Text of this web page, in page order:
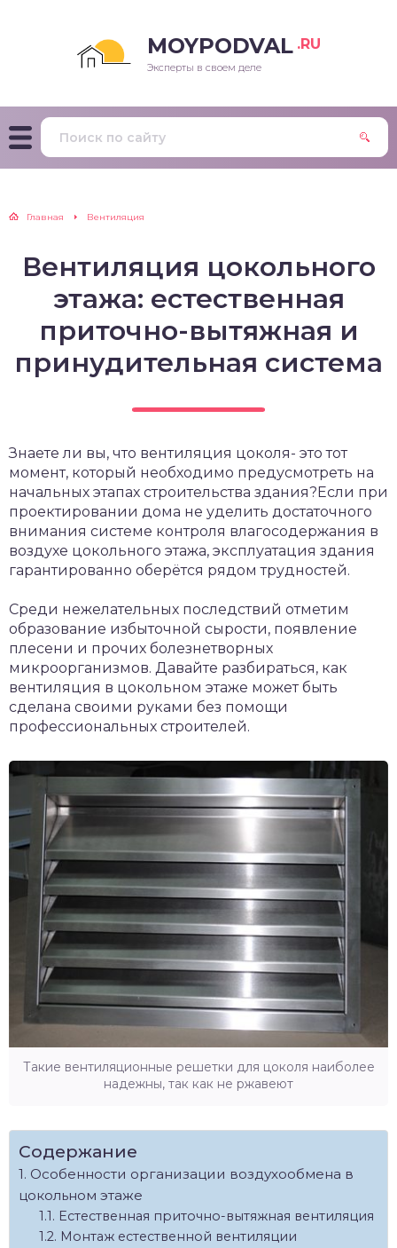
MOYPODVAL .RU
Эксперты в своем деле
Главная Вентиляция
Вентиляция цокольного
этажа: естественная
приточно-вытяжная и
принудительная система
Знаете ли вы, что вентиляция цоколя- это тот
момент, который необходимо предусмотреть на
начальных этапах строительства здания?Если при
проектировании дома не уделить достаточного
внимания системе контроля влагосодержания в
воздухе цокольного этажа, эксплуатация здания
гарантированно оберётся рядом трудностей.
Среди нежелательных последствий отметим
образование избыточной сырости, появление
плесени и прочих болезнетворных
микроорганизмов. Давайте разбираться, как
вентиляция в цокольном этаже может быть
сделана своими руками без помощи
профессиональных строителей.
Такие вентиляционные решетки для цоколя наиболее
надежны, так как не ржавеют
Содержание
Особенности организации воздухообмена в
цокольном этаже
Естественная приточно-вытяжная вентиляция
Монтаж естественной вентиляции